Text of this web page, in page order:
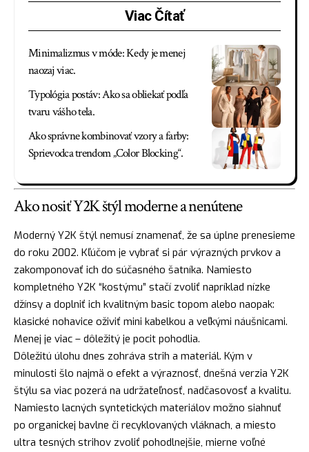
Viac Čítať
Minimalizmus v móde: Kedy je menej
naozaj viac.
Typológia postáv: Ako sa obliekať podľa
tvaru vášho tela.
Ako správne kombinovať vzory a farby:
Sprievodca trendom „Color Blocking“.
Ako nosiť Y2K štýl moderne a nenútene
Moderný Y2K štýl nemusí znamenať, že sa úplne prenesieme
do roku 2002. Kľúčom je vybrať si pár výrazných prvkov a
zakomponovať ich do súčasného šatníka. Namiesto
kompletného Y2K “kostýmu” stačí zvoliť napríklad nízke
džínsy a doplniť ich kvalitným basic topom alebo naopak:
klasické nohavice oživiť mini kabelkou a veľkými náušnicami.
Menej je viac – dôležitý je pocit pohodlia.
Dôležitú úlohu dnes zohráva strih a materiál. Kým v
minulosti šlo najmä o efekt a výraznosť, dnešná verzia Y2K
štýlu sa viac pozerá na udržateľnosť, nadčasovosť a kvalitu.
Namiesto lacných syntetických materiálov možno siahnuť
po organickej bavlne či recyklovaných vláknach, a miesto
ultra tesných strihov zvoliť pohodlnejšie, mierne voľné